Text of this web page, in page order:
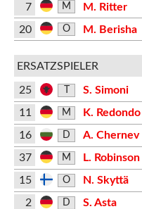
7 M M. Ritter
20 O M. Berisha
ERSATZSPIELER
25
S. Simoni
11
M
K. Redondo
16
D
A. Chernev
37
M L. Robinson
15 O N. Skyttä
2 D S. Asta